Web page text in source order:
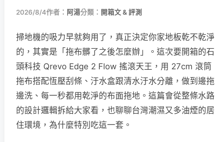
2026/8/4作者： 阿湯分類： 開箱文 & 評測
掃地機的吸力早就夠用了，真正決定你家地板乾不乾淨
的，其實是「拖布髒了之後怎麼辦」。這次要開箱的石
頭科技 Qrevo Edge 2 Flow 搖滾天王，用 27cm 滾筒
拖布搭配恆壓刮條、汙水盒跟清水汙水分離，做到邊拖
邊洗、每一秒都用乾淨的布面拖地。這篇會從整條水路
的設計邏輯拆給大家看，也聊聊台灣潮濕又多油煙的居
住環境，為什麼特別吃這一套。